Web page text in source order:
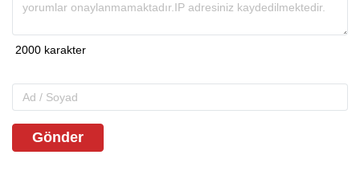
Gönder